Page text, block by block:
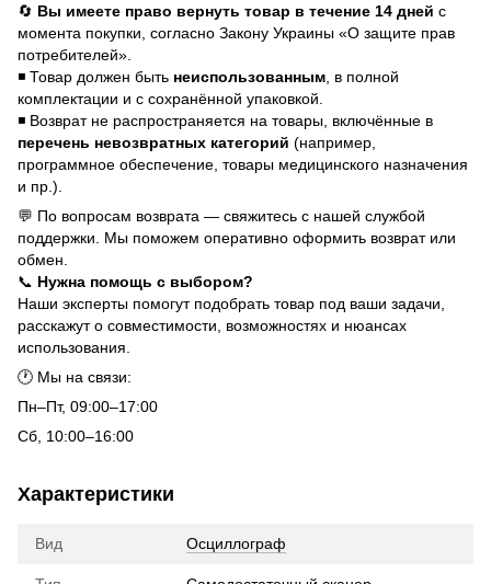
🔄 Вы имеете право вернуть товар в течение 14 дней с
момента покупки, согласно Закону Украины «О защите прав
потребителей».
◾ Товар должен быть неиспользованным , в полной
комплектации и с сохранённой упаковкой.
◾ Возврат не распространяется на товары, включённые в
перечень невозвратных категорий (например,
программное обеспечение, товары медицинского назначения
и пр.).
💬 По вопросам возврата — свяжитесь с нашей службой
поддержки. Мы поможем оперативно оформить возврат или
обмен.
📞 Нужна помощь с выбором?
Наши эксперты помогут подобрать товар под ваши задачи,
расскажут о совместимости, возможностях и нюансах
использования.
🕐 Мы на связи:
Пн–Пт, 09:00–17:00
Сб, 10:00–16:00
Характеристики
Вид Осциллограф